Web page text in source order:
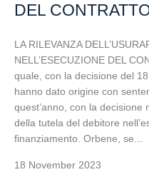
DEL
LA RILEVANZA
NELL’ESECUZIONE DEL
quale, con la decisione del
hanno dato origine con
quest’anno, con la
della tutela del debitore
finanziamento. Orbene, se...
18 November 2023